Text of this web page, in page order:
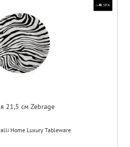
21,5 см Zebrage
Home Luxury Tableware